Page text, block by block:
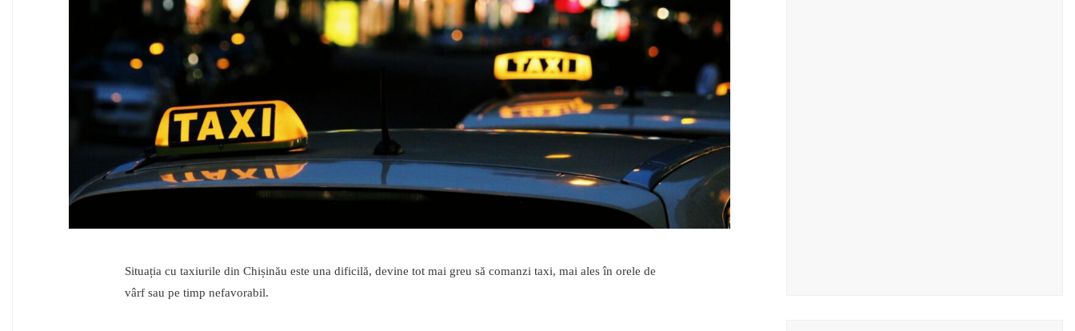
Situația cu taxiurile din Chișinău este una dificilă, devine tot mai greu să comanzi taxi, mai ales în orele de
vârf sau pe timp nefavorabil.